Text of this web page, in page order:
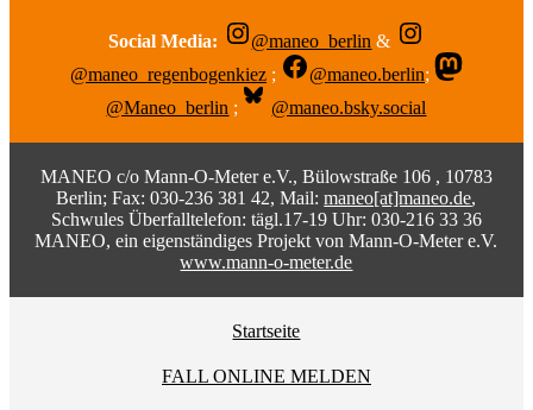
Social Media: @maneo_berlin &
@maneo_regenbogenkiez ; @maneo.berlin;
@Maneo_berlin ; @maneo.bsky.social
MANEO c/o Mann-O-Meter e.V., Bülowstraße 106 , 10783
Berlin; Fax: 030-236 381 42, Mail:maneo[at]maneo.de,
Schwules Überfalltelefon: tägl.17-19 Uhr: 030-216 33 36
MANEO, ein eigenständiges Projekt von Mann-O-Meter e.V.
www.mann-o-meter.de
Startseite
FALL ONLINE MELDEN